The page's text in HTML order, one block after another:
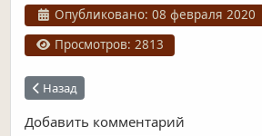
Информация о материале
Опубликовано: 08 февраля 2020
Просмотров: 2813
Предыдущий: Исторический центр
Назад
Добавить комментарий